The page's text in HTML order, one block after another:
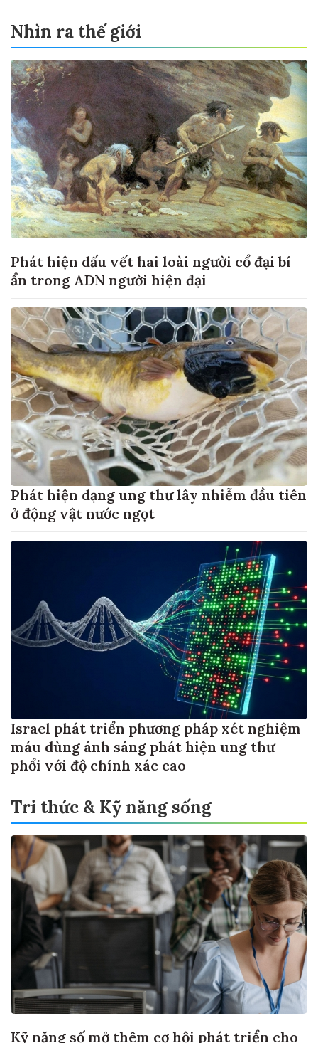
Nhìn ra thế giới
Phát hiện dấu vết hai loài người cổ đại bí
ẩn trong ADN người hiện đại
Phát hiện dạng ung thư lây nhiễm đầu tiên
ở động vật nước ngọt
Israel phát triển phương pháp xét nghiệm
máu dùng ánh sáng phát hiện ung thư
phổi với độ chính xác cao
Tri thức & Kỹ năng sống
Kỹ năng số mở thêm cơ hội phát triển cho